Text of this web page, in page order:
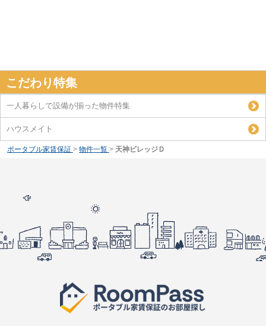
こだわり特集
一人暮らしで設備が揃った物件特集
ハウスメイト
ポータブル家賃保証 > 物件一覧 > 天神ビレッジＤ